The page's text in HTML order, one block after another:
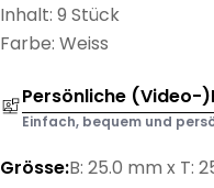
Inhalt: 9 Stück
Farbe: Weiss
Persönliche (Video-
Einfach, bequem und
Grösse:B: 25.0 mm x T: